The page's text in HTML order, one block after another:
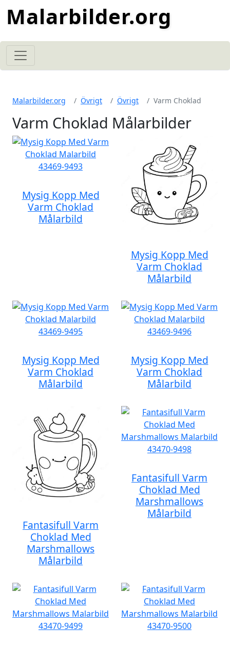
Malarbilder.org
Malarbilder.org Övrigt Övrigt Varm Choklad
Varm Choklad Målarbilder
Mysig Kopp Med
Varm Choklad
Målarbild
Mysig Kopp Med
Varm Choklad
Målarbild
Mysig Kopp Med
Varm Choklad
Målarbild
Mysig Kopp Med
Varm Choklad
Målarbild
Fantasifull Varm
Choklad Med
Marshmallows
Målarbild
Fantasifull Varm
Choklad Med
Marshmallows
Målarbild